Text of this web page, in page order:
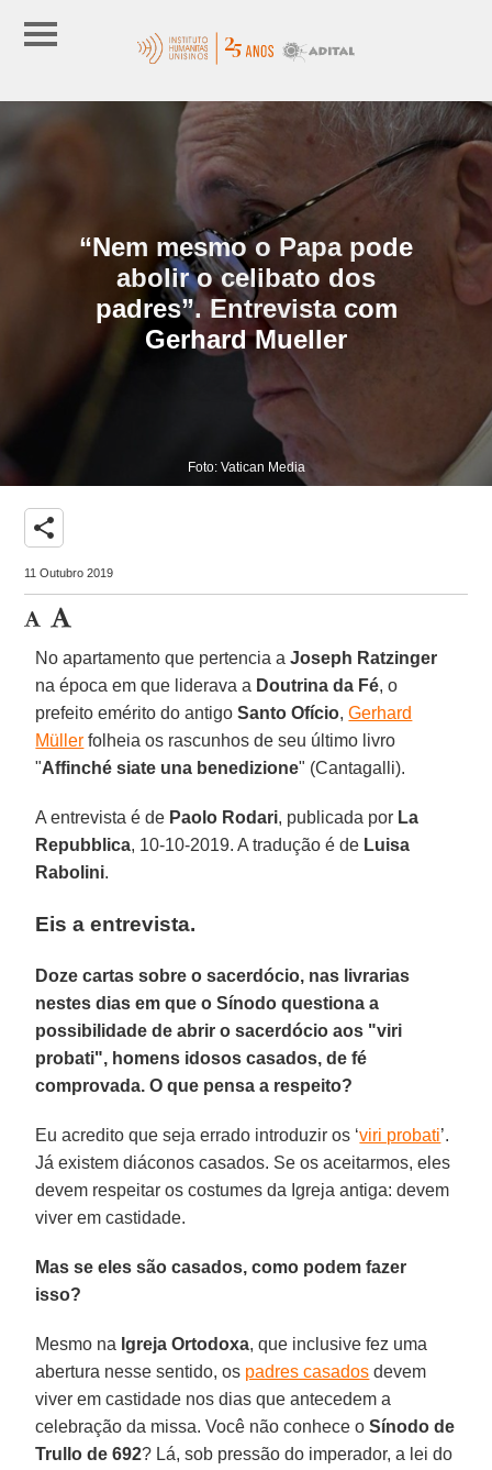
“Nem mesmo o Papa pode
abolir o celibato dos
padres”. Entrevista com
Gerhard Mueller
Foto: Vatican Media
share
11 Outubro 2019
No apartamento que pertencia aJoseph Ratzinger
na época em que liderava a Doutrina da Fé, o
prefeito emérito do antigoSanto Ofício,Gerhard
Müller folheia os rascunhos de seu último livro
"Affinché siate una benedizione" (Cantagalli).
A entrevista é de Paolo Rodari, publicada por La
Repubblica, 10-10-2019. A tradução é de Luisa
Rabolini.
Eis a entrevista.
Doze cartas sobre o sacerdócio, nas livrarias
nestes dias em que o Sínodo questiona a
possibilidade de abrir o sacerdócio aos "viri
probati", homens idosos casados, de fé
comprovada. O que pensa a respeito?
Eu acredito que seja errado introduzir os ‘viri probati’.
Já existem diáconos casados. Se os aceitarmos, eles
devem respeitar os costumes da Igreja antiga: devem
viver em castidade.
Mas se eles são casados, como podem fazer
isso?
Mesmo na Igreja Ortodoxa, que inclusive fez uma
abertura nesse sentido, os padres casados devem
viver em castidade nos dias que antecedem a
celebração da missa. Você não conhece oSínodo de
Trullo de 692? Lá, sob pressão do imperador, a lei do